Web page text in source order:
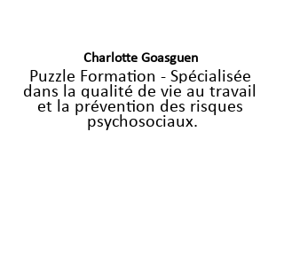
Charlotte Goasguen
Puzzle Formation - Spécialisée
dans la qualité de vie au travail
et la prévention des risques
psychosociaux.